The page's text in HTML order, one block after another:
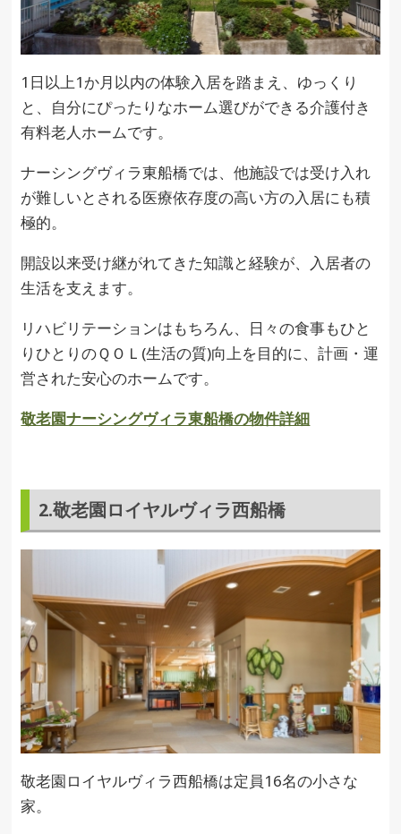
1日以上1か月以内の体験入居を踏まえ、ゆっくり
と、自分にぴったりなホーム選びができる介護付き
有料老人ホームです。
ナーシングヴィラ東船橋では、他施設では受け入れ
が難しいとされる医療依存度の高い方の入居にも積
極的。
開設以来受け継がれてきた知識と経験が、入居者の
生活を支えます。
リハビリテーションはもちろん、日々の食事もひと
りひとりのＱＯＬ(生活の質)向上を目的に、計画・運
営された安心のホームです。
敬老園ナーシングヴィラ東船橋の物件詳細
2.敬老園ロイヤルヴィラ西船橋
敬老園ロイヤルヴィラ西船橋は定員16名の小さな
家。